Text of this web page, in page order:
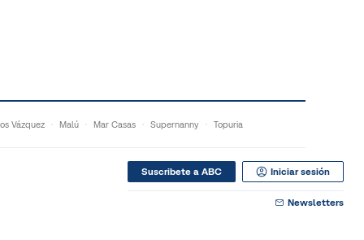
Vázquez Malú Mar Casas Supernanny Topuria
Suscribete a ABC Iniciar sesión
Newsletters